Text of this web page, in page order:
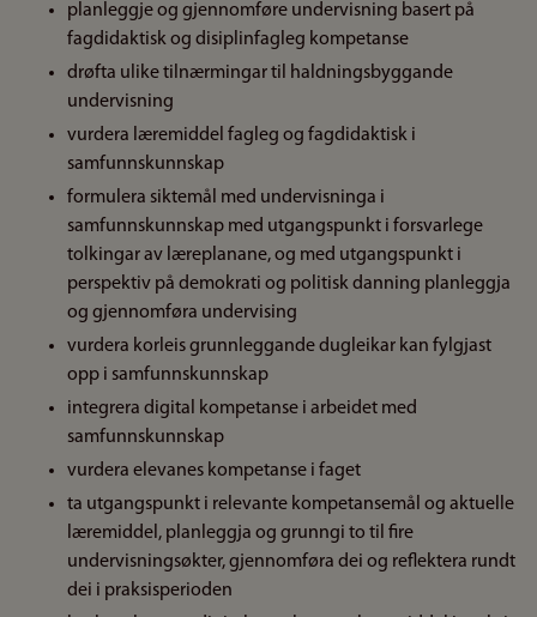
planleggje og gjennomføre undervisning basert på
fagdidaktisk og disiplinfagleg kompetanse
drøfta ulike tilnærmingar til haldningsbyggande
undervisning
vurdera læremiddel fagleg og fagdidaktisk i
samfunnskunnskap
formulera siktemål med undervisninga i
samfunnskunnskap med utgangspunkt i forsvarlege
tolkingar av læreplanane, og med utgangspunkt i
perspektiv på demokrati og politisk danning planleggja
og gjennomføra undervising
vurdera korleis grunnleggande dugleikar kan fylgjast
opp i samfunnskunnskap
integrera digital kompetanse i arbeidet med
samfunnskunnskap
vurdera elevanes kompetanse i faget
ta utgangspunkt i relevante kompetansemål og aktuelle
læremiddel, planleggja og grunngi to til fire
undervisningsøkter, gjennomføra dei og reflektera rundt
dei i praksisperioden